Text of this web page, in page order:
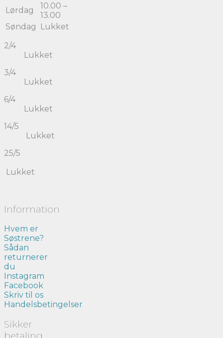
Lørdag
10.00 –
13.00
Søndag
Lukket
2/4
Lukket
3/4
Lukket
6/4
Lukket
14/5
Lukket
25/5
Lukket
Information
Hvem er
Søstrene?
Sådan
returnerer
du
Instagram
Facebook
Skriv til os
Handelsbetingelser
Sikker